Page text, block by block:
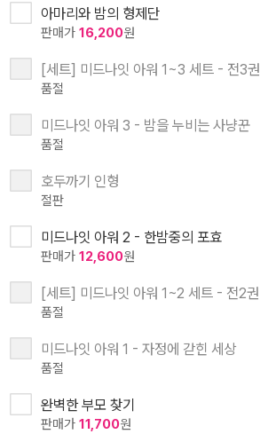
아마리와 밤의 형제단
판매가 16,200원
[세트] 미드나잇 아워 1~3 세트 - 전3권
품절
미드나잇 아워 3 - 밤을 누비는 사냥꾼
품절
호두까기 인형
절판
미드나잇 아워 2 - 한밤중의 포효
판매가 12,600원
[세트] 미드나잇 아워 1~2 세트 - 전2권
품절
미드나잇 아워 1 - 자정에 갇힌 세상
품절
완벽한 부모 찾기
판매가 11,700원